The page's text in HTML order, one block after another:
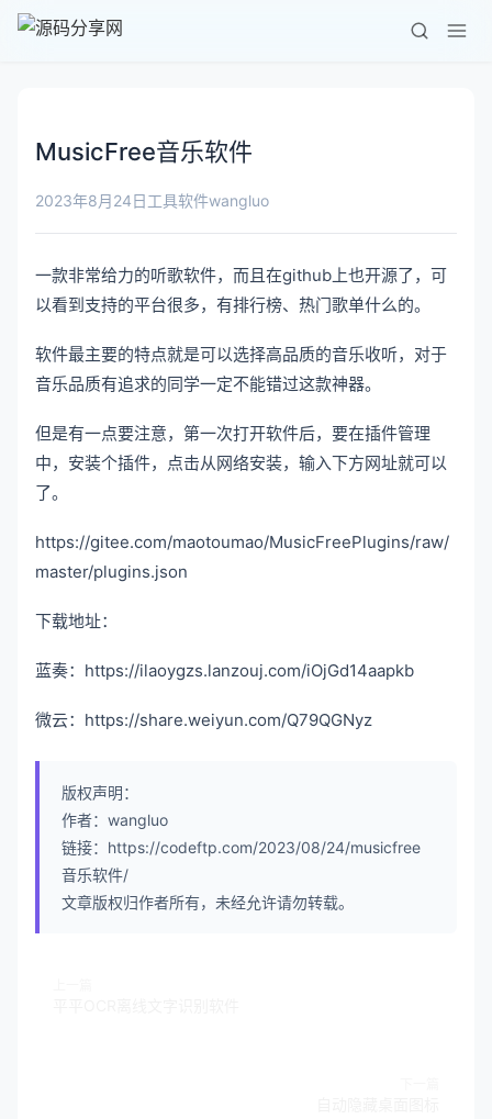
MusicFree音乐软件
2023年8月24日工具软件wangluo
一款非常给力的听歌软件，而且在github上也开源了，可
以看到支持的平台很多，有排行榜、热门歌单什么的。
软件最主要的特点就是可以选择高品质的音乐收听，对于
音乐品质有追求的同学一定不能错过这款神器。
但是有一点要注意，第一次打开软件后，要在插件管理
中，安装个插件，点击从网络安装，输入下方网址就可以
了。
https://gitee.com/maotoumao/MusicFreePlugins/raw/
master/plugins.json
下载地址：
蓝奏：https://ilaoygzs.lanzouj.com/iOjGd14aapkb
微云：https://share.weiyun.com/Q79QGNyz
版权声明：
作者：wangluo
链接：https://codeftp.com/2023/08/24/musicfree
音乐软件/
文章版权归作者所有，未经允许请勿转载。